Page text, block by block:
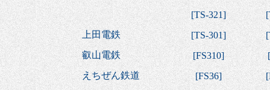
[TS-321] [
上田電鉄
[TS-301] [
叡山電鉄
[FS310]
[
えちぜん鉄道
[FS36] [